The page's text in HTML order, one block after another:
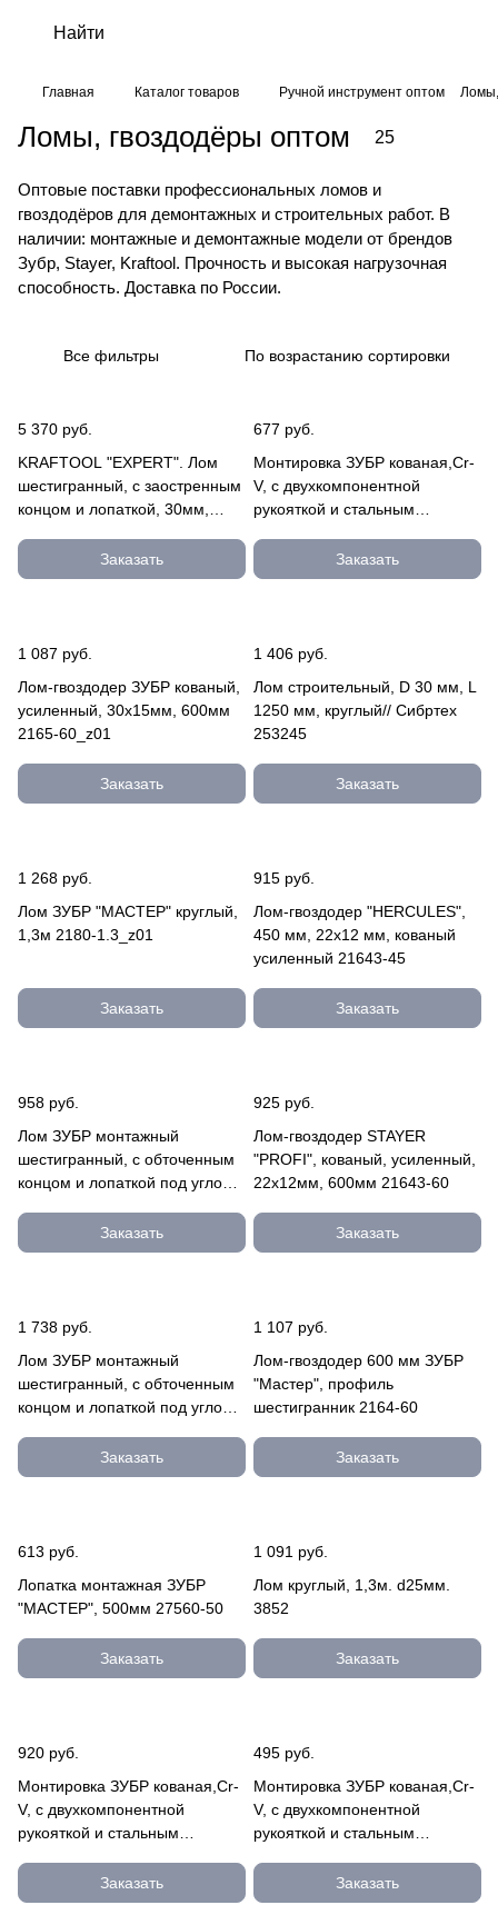
Главная Каталог товаров Ручной инструмент оптом Ломы,
Ломы, гвоздодёры оптом 25
Оптовые поставки профессиональных ломов и
гвоздодёров для демонтажных и строительных работ. В
наличии: монтажные и демонтажные модели от брендов
Зубр, Stayer, Kraftool. Прочность и высокая нагрузочная
способность. Доставка по России.
Все фильтры По возрастанию сортировки
5 370 руб.
KRAFTOOL "EXPERT". Лом
шестигранный, с заостренным
концом и лопаткой, 30мм,
Заказать
677 руб.
Монтировка ЗУБР кованая,Cr-
V, c двухкомпонентной
рукояткой и стальным
Заказать
1 087 руб.
Лом-гвоздодер ЗУБР кованый,
усиленный, 30х15мм, 600мм
2165-60_z01
Заказать
1 406 руб.
Лом строительный, D 30 мм, L
1250 мм, круглый// Сибртех
253245
Заказать
1 268 руб.
Лом ЗУБР "МАСТЕР" круглый,
1,3м 2180-1.3_z01
Заказать
915 руб.
Лом-гвоздодер "HERCULES",
450 мм, 22х12 мм, кованый
усиленный 21643-45
Заказать
958 руб.
Лом ЗУБР монтажный
шестигранный, с обточенным
концом и лопаткой под углом
Заказать
925 руб.
Лом-гвоздодер STAYER
"PROFI", кованый, усиленный,
22х12мм, 600мм 21643-60
Заказать
1 738 руб.
Лом ЗУБР монтажный
шестигранный, с обточенным
концом и лопаткой под углом
Заказать
1 107 руб.
Лом-гвоздодер 600 мм ЗУБР
"Мастер", профиль
шестигранник 2164-60
Заказать
613 руб.
Лопатка монтажная ЗУБР
"МАСТЕР", 500мм 27560-50
Заказать
1 091 руб.
Лом круглый, 1,3м. d25мм.
3852
Заказать
920 руб.
Монтировка ЗУБР кованая,Cr-
V, c двухкомпонентной
рукояткой и стальным
Заказать
495 руб.
Монтировка ЗУБР кованая,Cr-
V, c двухкомпонентной
рукояткой и стальным
дл 2162-300Заказать